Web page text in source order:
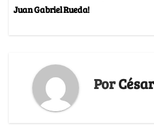
Juan Gabriel Rueda!
Por